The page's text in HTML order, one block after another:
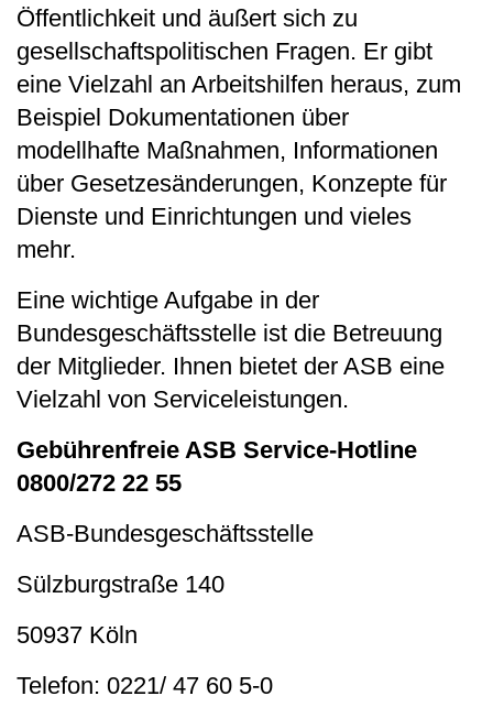
Öffentlichkeit und äußert sich zu
gesellschaftspolitischen Fragen. Er gibt
eine Vielzahl an Arbeitshilfen heraus, zum
Beispiel Dokumentationen über
modellhafte Maßnahmen, Informationen
über Gesetzesänderungen, Konzepte für
Dienste und Einrichtungen und vieles
mehr.
Eine wichtige Aufgabe in der
Bundesgeschäftsstelle ist die Betreuung
der Mitglieder. Ihnen bietet der ASB eine
Vielzahl von Serviceleistungen.
Gebührenfreie ASB Service-Hotline
0800/272 22 55
ASB-Bundesgeschäftsstelle
Sülzburgstraße 140
50937 Köln
Telefon: 0221/ 47 60 5-0